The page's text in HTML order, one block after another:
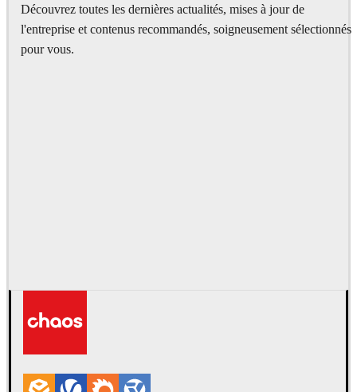
Découvrez toutes les dernières actualités, mises à jour de
l'entreprise et contenus recommandés, soigneusement sélectionnés
pour vous.